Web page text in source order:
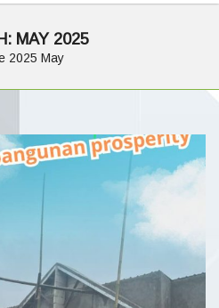
MAY 2025
2025 May